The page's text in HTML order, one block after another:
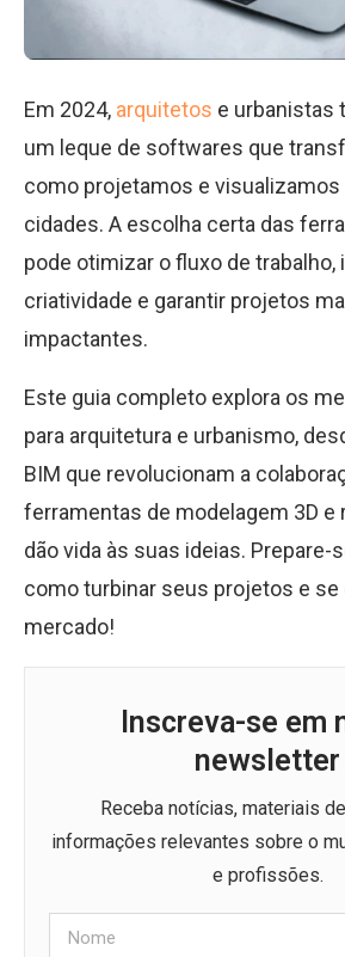
Em 2024, arquitetos e urbanistas
um leque de softwares que
como projetamos e
cidades. A escolha certa das
pode otimizar o fluxo de trabalho,
criatividade e garantir projetos
impactantes.
Este guia completo explora os
para arquitetura e urbanismo,
BIM que revolucionam a
ferramentas de modelagem 3D e
dão vida às suas ideias. Prepare-
como turbinar seus projetos e se
mercado!
Inscreva-se em
newsletter
Receba notícias, materiais
informações relevantes sobre o
e profissões.